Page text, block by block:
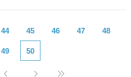
44 45 46 47 48
49 50